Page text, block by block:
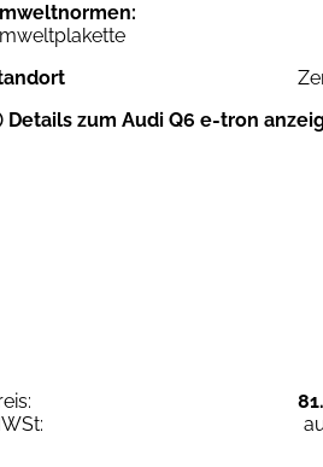
Details zum Audi Q6 e-tron